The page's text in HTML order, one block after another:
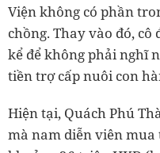
Viện không có phần
chồng. Thay vào đó,
kể để không phải nghĩ
tiền trợ cấp nuôi con
Hiện tại, Quách Phú
mà nam diễn viên